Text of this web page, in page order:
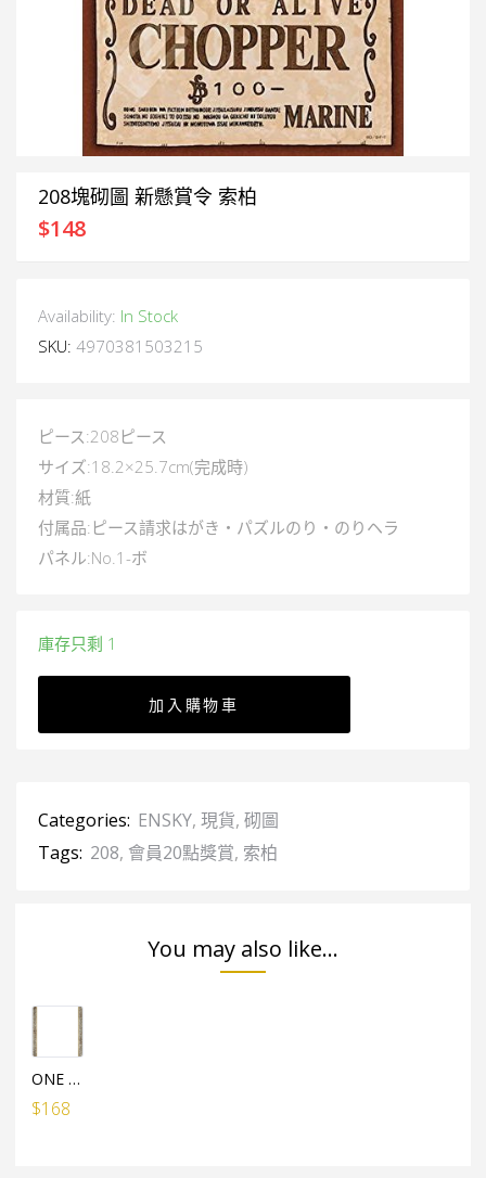
208塊砌圖 新懸賞令 索柏
$148
Availability: In Stock
SKU: 4970381503215
ピース:208ピース
サイズ:18.2×25.7cm(完成時)
材質:紙
付属品:ピース請求はがき・パズルのり・のりヘラ
パネル:No.1-ボ
庫存只剩 1
加入購物車
Categories: ENSKY, 現貨, 砌圖
Tags: 208, 會員20點獎賞, 索柏
You may also like...
ONE PIECE水晶砌圖（208塊）專用框架
$168